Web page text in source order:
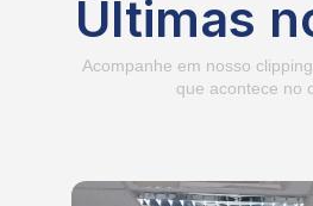
Últimas
Acompanhe em nosso
que acontece no